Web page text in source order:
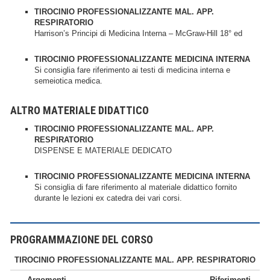
TIROCINIO PROFESSIONALIZZANTE MAL. APP.
RESPIRATORIO
Harrison’s Principi di Medicina Interna – McGraw-Hill 18° ed
TIROCINIO PROFESSIONALIZZANTE MEDICINA INTERNA
Si consiglia fare riferimento ai testi di medicina interna e
semeiotica medica.
ALTRO MATERIALE DIDATTICO
TIROCINIO PROFESSIONALIZZANTE MAL. APP.
RESPIRATORIO
DISPENSE E MATERIALE DEDICATO
TIROCINIO PROFESSIONALIZZANTE MEDICINA INTERNA
Si consiglia di fare riferimento al materiale didattico fornito
durante le lezioni ex catedra dei vari corsi.
PROGRAMMAZIONE DEL CORSO
TIROCINIO PROFESSIONALIZZANTE MAL. APP. RESPIRATORIO